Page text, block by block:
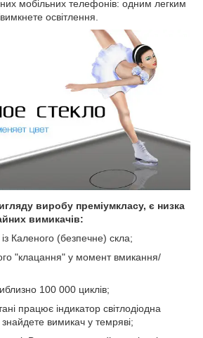
мобільних телефонів: одним легким
освітлення.
виробу преміумкласу, є низка
вимикачів:
Каленого (безпечне) скла;
"клацання" у момент вмикання/
100 000 циклів;
працює індикатор світлодіодна
знайдете вимикач у темряві;